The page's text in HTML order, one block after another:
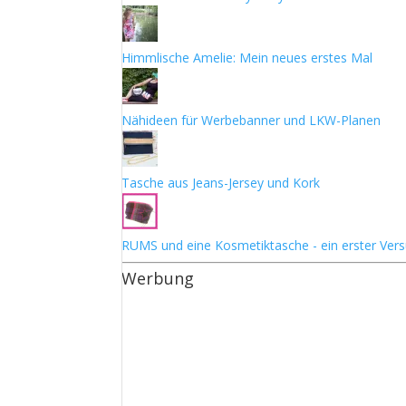
Himmlische Amelie: Mein neues erstes Mal
Nähideen für Werbebanner und LKW-Planen
Tasche aus Jeans-Jersey und Kork
RUMS und eine Kosmetiktasche - ein erster
Werbung